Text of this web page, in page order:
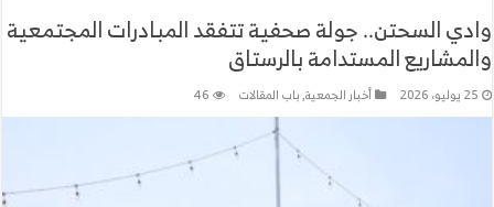
وادي السحتن.. جولة صحفية تتفقد المبادرات المجتمعية
والمشاريع المستدامة بالرستاق
25 يوليو، 2026 أخبار الجمعية,باب المقالات 46